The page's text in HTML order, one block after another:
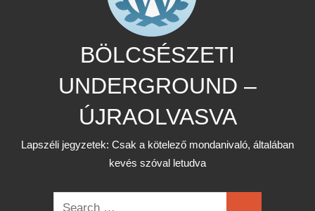
BÖLCSÉSZETI
UNDERGROUND –
ÚJRAOLVASVA
Lapszéli jegyzetek: Csak a kötelező mondanivaló, általában
kevés szóval letudva
Search